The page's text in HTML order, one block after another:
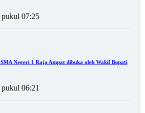
07:25
Negeri 1 Raja Ampat dibuka oleh Wakil Bupati
06:21